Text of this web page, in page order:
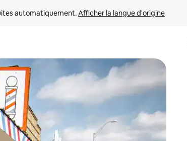
automatiquement. Afficher la langue d'origine